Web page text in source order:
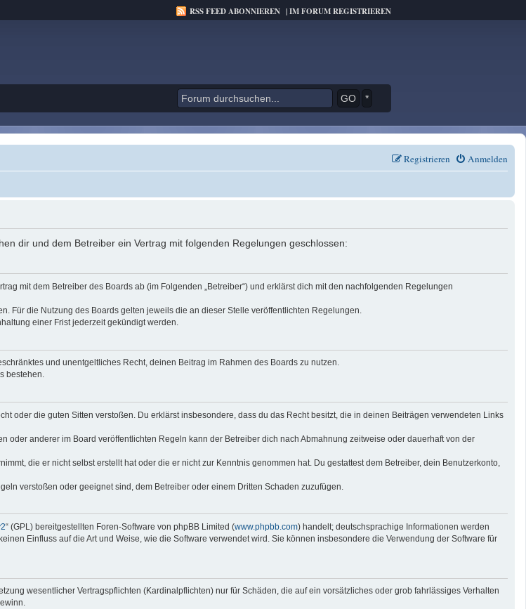
RSS FEED ABONNIEREN |IM FORUM REGISTRIEREN
*
Anmelden
Registrieren
dir und dem Betreiber ein Vertrag mit folgenden Regelungen geschlossen:
mit dem Betreiber des Boards ab (im Folgenden „Betreiber“) und erklärst dich mit den nachfolgenden Regelungen
Für die Nutzung des Boards gelten jeweils die an dieser Stelle veröffentlichten Regelungen.
einer Frist jederzeit gekündigt werden.
und unentgeltliches Recht, deinen Beitrag im Rahmen des Boards zu nutzen.
bestehen.
oder die guten Sitten verstoßen. Du erklärst insbesondere, dass du das Recht besitzt, die in deinen Beiträgen verwendeten Links
anderer im Board veröffentlichten Regeln kann der Betreiber dich nach Abmahnung zeitweise oder dauerhaft von der
die er nicht selbst erstellt hat oder die er nicht zur Kenntnis genommen hat. Du gestattest dem Betreiber, dein Benutzerkonto,
verstoßen oder geeignet sind, dem Betreiber oder einem Dritten Schaden zuzufügen.
“ (GPL) bereitgestellten Foren-Software von phpBB Limited (www.phpbb.com) handelt; deutschsprachige Informationen werden
Einfluss auf die Art und Weise, wie die Software verwendet wird. Sie können insbesondere die Verwendung der Software für
wesentlicher Vertragspflichten (Kardinalpflichten) nur für Schäden, die auf ein vorsätzliches oder grob fahrlässiges Verhalten